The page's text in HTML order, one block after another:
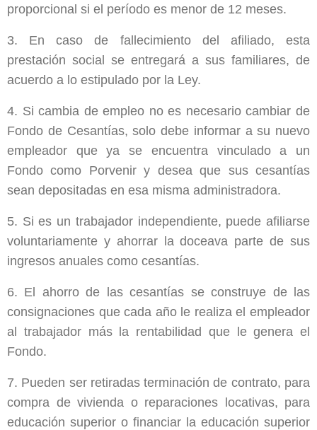
proporcional si el período es menor de 12 meses.
3. En caso de fallecimiento del afiliado, esta
prestación social se entregará a sus familiares, de
acuerdo a lo estipulado por la Ley.
4. Si cambia de empleo no es necesario cambiar de
Fondo de Cesantías, solo debe informar a su nuevo
empleador que ya se encuentra vinculado a un
Fondo como Porvenir y desea que sus cesantías
sean depositadas en esa misma administradora.
5. Si es un trabajador independiente, puede afiliarse
voluntariamente y ahorrar la doceava parte de sus
ingresos anuales como cesantías.
6. El ahorro de las cesantías se construye de las
consignaciones que cada año le realiza el empleador
al trabajador más la rentabilidad que le genera el
Fondo.
7. Pueden ser retiradas terminación de contrato, para
compra de vivienda o reparaciones locativas, para
educación superior o financiar la educación superior